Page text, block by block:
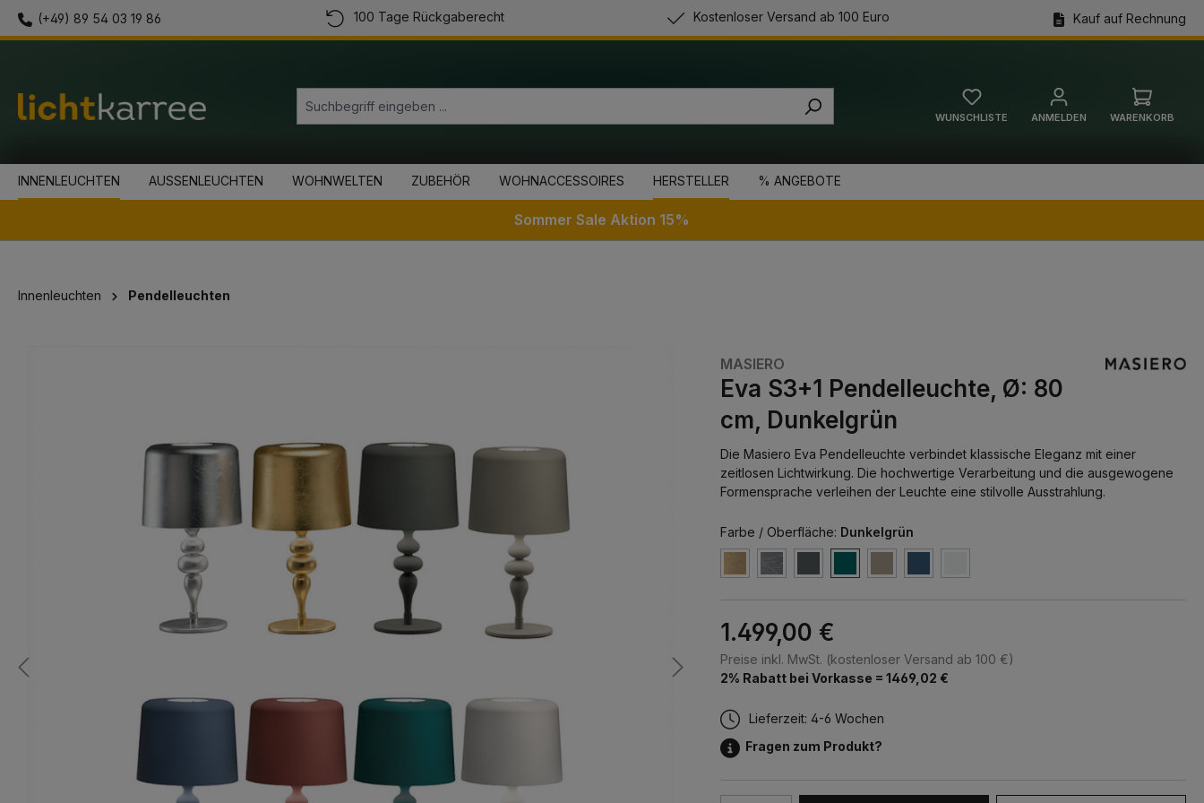
Zur Hauptnavigation springen
(+49) 89 54 03 19 86 100 Tage Rückgaberecht Kostenloser Versand ab 100 Euro Kauf auf Rechnung
WUNSCHLISTE ANMELDEN WARENKORB
INNENLEUCHTEN
AUSSENLEUCHTEN WOHNWELTEN ZUBEHÖR WOHNACCESSOIRES HERSTELLER % ANGEBOTE
Sommer Sale Aktion 15%
Innenleuchten Pendelleuchten
MASIERO
Eva S3+1 Pendelleuchte, Ø: 80
cm, Dunkelgrün
Die Masiero Eva Pendelleuchte verbindet klassische Eleganz mit einer
zeitlosen Lichtwirkung. Die hochwertige Verarbeitung und die ausgewogene
Formensprache verleihen der Leuchte eine stilvolle Ausstrahlung.
Farbe / Oberfläche: Dunkelgrün
1.499,00 €
Preise inkl. MwSt. (kostenloser Versand ab 100 €)
2% Rabatt bei Vorkasse = 1469,02 €
Lieferzeit: 4-6 Wochen
Fragen zum Produkt?